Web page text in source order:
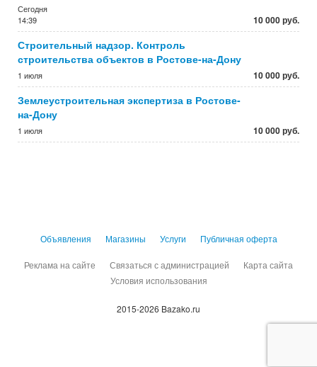
Сегодня
14:39
10 000 руб.
Строительный надзор. Контроль
строительства объектов в Ростове-на-Дону
1 июля 10 000 руб.
Землеустроительная экспертиза в Ростове-
на-Дону
1 июля 10 000 руб.
Объявления Магазины Услуги Публичная оферта
Реклама на сайте Связаться с администрацией
Карта сайта
Условия использования
2015-2026 Bazako.ru